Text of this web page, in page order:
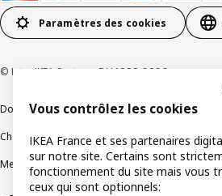
Paramètres des cookies
© Inter IKEA Systems B.V 1999-2026
Documents juridiques et informations légales
Charte de protection des donnéesPolitique
Mentions légales Alertes fraudeRappel produit
Vous contrôlez les cookies
IKEA France et ses partenaires
sur notre site. Certains sont
fonctionnement du site mais vous
ceux qui sont optionnels: